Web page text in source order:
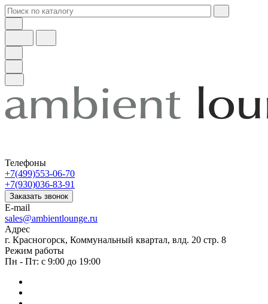
Телефоны
+7(499)553-06-70
+7(930)036-83-91
Заказать звонок
E-mail
sales@ambientlounge.ru
Адрес
г. Красногорск, Коммунальный квартал, влд. 20 стр. 8
Режим работы
Пн - Пт: с 9:00 до 19:00